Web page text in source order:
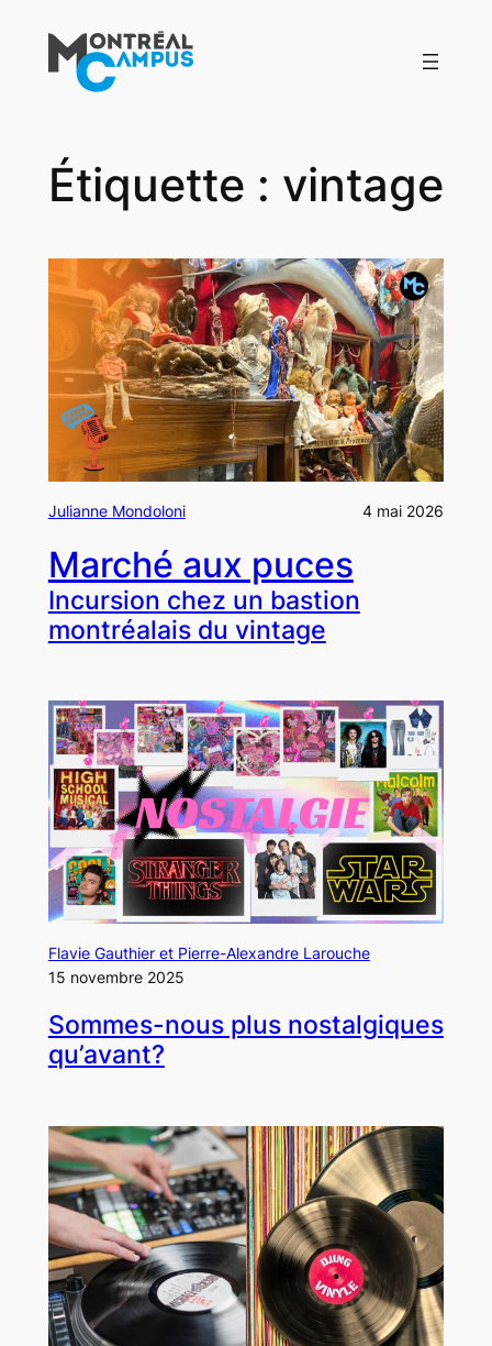
contenu
Étiquette : vintage
Julianne Mondoloni 4 mai 2026
Marché aux puces
Incursion chez un bastion
montréalais du vintage
Flavie Gauthier et Pierre-Alexandre Larouche
15 novembre 2025
Sommes-nous plus nostalgiques
qu’avant?